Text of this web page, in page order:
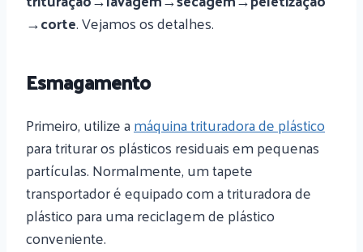
→corte. Vejamos os detalhes.
Esmagamento
Primeiro, utilize amáquina trituradora de plástico
para triturar os plásticos residuais em pequenas
partículas. Normalmente, um tapete
transportador é equipado com a trituradora de
plástico para uma reciclagem de plástico
conveniente.